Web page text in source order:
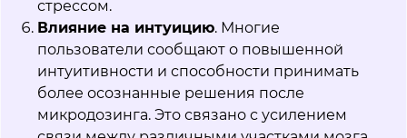
стрессом.
Влияние на интуицию. Многие
пользователи сообщают о повышенной
интуитивности и способности принимать
более осознанные решения после
микродозинга. Это связано с усилением